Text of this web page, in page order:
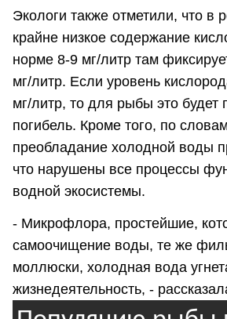
Экологи также отметили, что в
крайне низкое содержание
норме 8-9 мг/литр там
мг/литр. Если уровень
мг/литр, то для рыбы это будет
погибель. Кроме того, по
преобладание холодной воды
что нарушены все процессы
водной экосистемы.
- Микрофлора, простейшие,
самоочищение воды, те же
моллюски, холодная вода
жизнедеятельность, -